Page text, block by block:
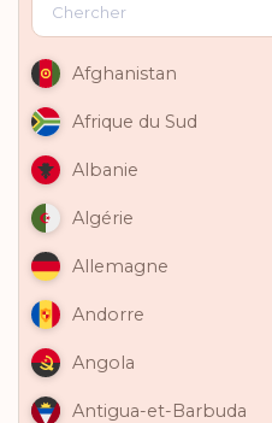
Afghanistan
Afrique du Sud
Albanie
Algérie
Allemagne
Andorre
Angola
Antigua-et-Barbuda